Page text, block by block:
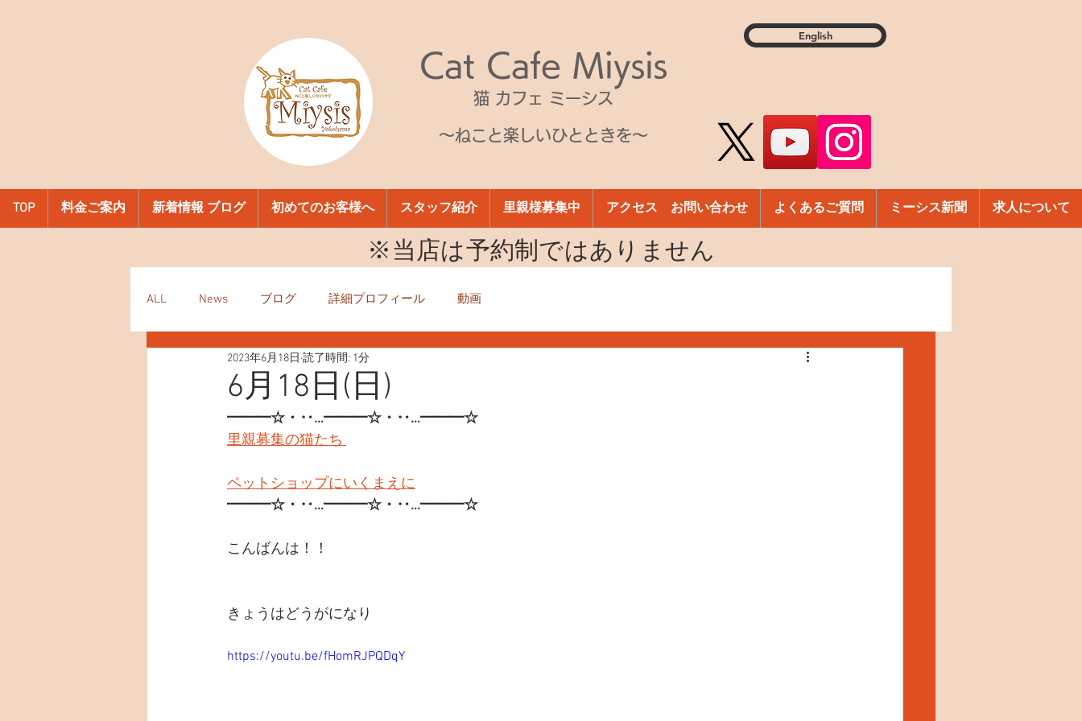
Cat Cafe Miysis
猫 カフェ ミーシス
～ねこと楽しいひとときを～
English
TOP 料金ご案内 新着情報 ブログ 初めてのお客様へ スタッフ紹介 里親様募集中 アクセス お問い合わせ よくあるご質問 ミーシス新聞 求人について
​※当店は予約制ではありません
ALL News ブログ 詳細プロフィール 動画
6月18日(日)
2023年6月18日 読了時間: 1分
━━━☆・‥…━━━☆・‥…━━━☆
里親募集の猫たち
ペットショップにいくまえに
━━━☆・‥…━━━☆・‥…━━━☆
こんばんは！！
きょうはどうがになり
https://youtu.be/fHomRJPQDqY